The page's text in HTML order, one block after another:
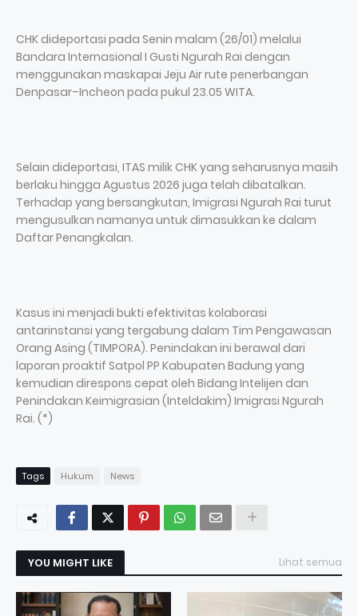
CHK dideportasi pada Senin malam (26/01) melalui
Bandara Internasional I Gusti Ngurah Rai dengan
menggunakan maskapai Jeju Air rute penerbangan
Denpasar–Incheon pada pukul 23.05 WITA.
Selain dideportasi, ITAS milik CHK yang seharusnya masih
berlaku hingga Agustus 2026 juga telah dibatalkan.
Terhadap yang bersangkutan, Imigrasi Ngurah Rai turut
mengusulkan namanya untuk dimasukkan ke dalam
Daftar Penangkalan.
Kasus ini menjadi bukti efektivitas kolaborasi
antarinstansi yang tergabung dalam Tim Pengawasan
Orang Asing (TIMPORA). Penindakan ini berawal dari
laporan proaktif Satpol PP Kabupaten Badung yang
kemudian direspons cepat oleh Bidang Intelijen dan
Penindakan Keimigrasian (Inteldakim) Imigrasi Ngurah
Rai. (*)
Tags Hukum News
YOU MIGHT LIKE Lihat semua